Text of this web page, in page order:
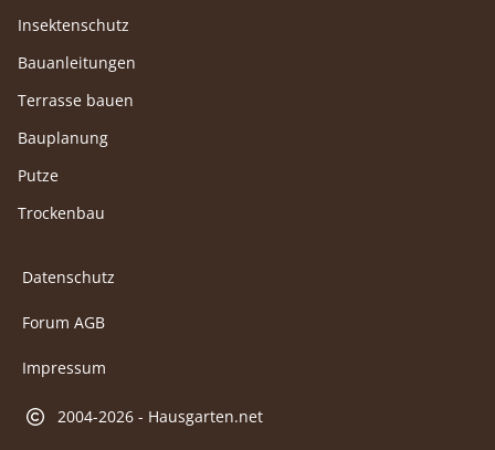
Insektenschutz
Bauanleitungen
Terrasse bauen
Bauplanung
Putze
Trockenbau
Datenschutz
Forum AGB
Impressum
2004-2026 - Hausgarten.net